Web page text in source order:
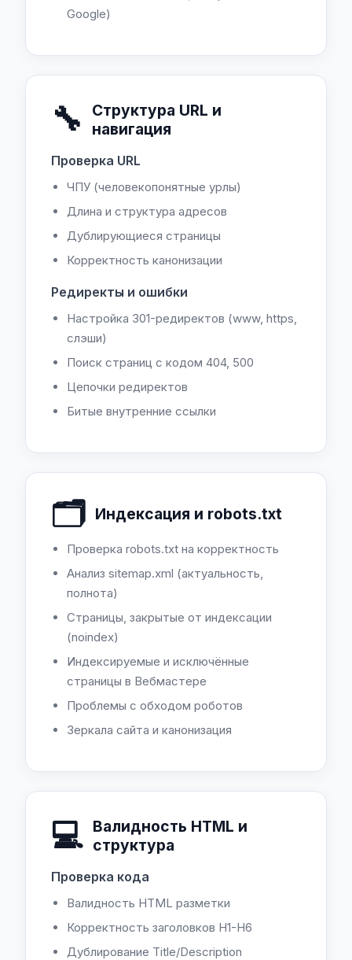
Google)
🔧
Структура URL и
навигация
Проверка URL
ЧПУ (человекопонятные урлы)
Длина и структура адресов
Дублирующиеся страницы
Корректность канонизации
Редиректы и ошибки
Настройка 301-редиректов (www, https,
слэши)
Поиск страниц с кодом 404, 500
Цепочки редиректов
Битые внутренние ссылки
🗂️ Индексация и robots.txt
Проверка robots.txt на корректность
Анализ sitemap.xml (актуальность,
полнота)
Страницы, закрытые от индексации
(noindex)
Индексируемые и исключённые
страницы в Вебмастере
Проблемы с обходом роботов
Зеркала сайта и канонизация
💻 Валидность HTML и
структура
Проверка кода
Валидность HTML разметки
Корректность заголовков H1-H6
Дублирование Title/Description